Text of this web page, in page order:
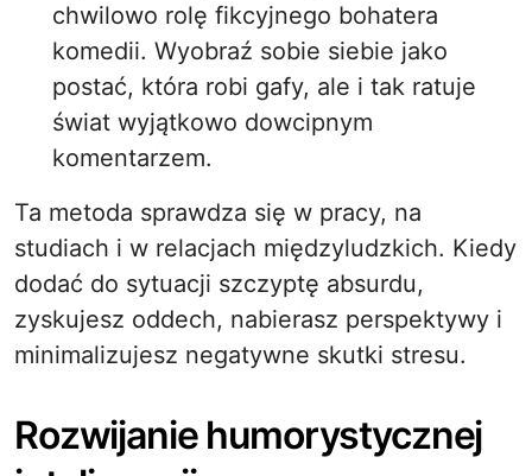
chwilowo rolę fikcyjnego bohatera
komedii. Wyobraź sobie siebie jako
postać, która robi gafy, ale i tak ratuje
świat wyjątkowo dowcipnym
komentarzem.
Ta metoda sprawdza się w pracy, na
studiach i w relacjach międzyludzkich. Kiedy
dodać do sytuacji szczyptę absurdu,
zyskujesz oddech, nabierasz perspektywy i
minimalizujesz negatywne skutki stresu.
Rozwijanie humorystycznej